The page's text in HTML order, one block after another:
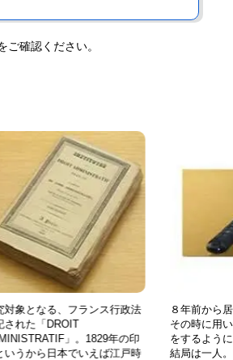
ご確認ください。
対象となる、フランス行政法
された「DROIT
」。1829年の印
いうから日本でいえば江戸時
８年前から
その時に用
をするよう
結局は一人